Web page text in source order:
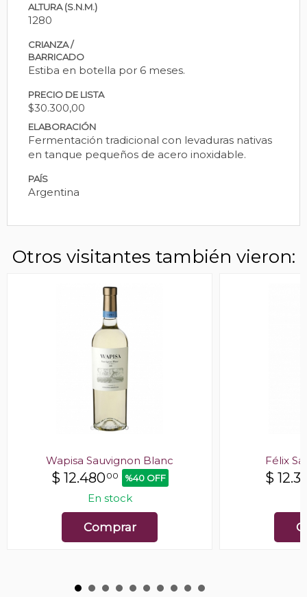
ALTURA (S.N.M.)
1280
CRIANZA /
BARRICADO
Estiba en botella por 6 meses.
PRECIO DE LISTA
$30.300,00
ELABORACIÓN
Fermentación tradicional con levaduras nativas
en tanque pequeños de acero inoxidable.
PAÍS
Argentina
Otros visitantes también vieron:
Wapisa Sauvignon Blanc
$ 12.48000 %40 OFF
En stock
Comprar
Félix
$